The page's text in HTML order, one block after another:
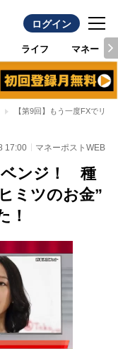
ログイン
ライフ マネー
【第9回】もう一度FXでリ
17:00 マネーポストWEB
ベンジ！ 種
ミツのお金”
！